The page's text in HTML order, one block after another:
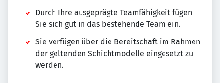
Durch Ihre ausgeprägte Teamfähigkeit fügen
Sie sich gut in das bestehende Team ein.
Sie verfügen über die Bereitschaft im Rahmen
der geltenden Schichtmodelle eingesetzt zu
werden.